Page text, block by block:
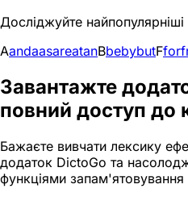
Досліджуйте
AandaasareatanBbebybutFfor
Завантажте
повний доступ до
Бажаєте вивчати лексику
додаток DictoGo та
функціями запам'ятовування